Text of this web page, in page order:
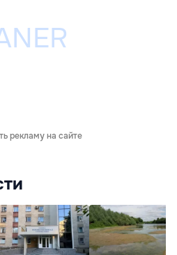
рекламу на сайте